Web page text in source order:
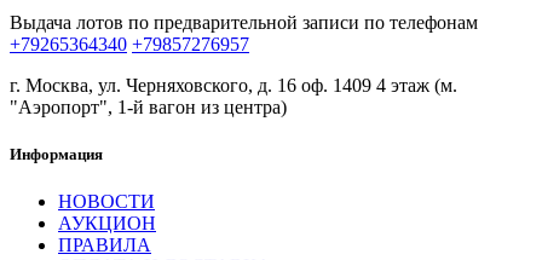
Выдача лотов по предварительной записи по телефонам
+79265364340 +79857276957
г. Москва, ул. Черняховского, д. 16 оф. 1409 4 этаж (м.
"Аэропорт", 1-й вагон из центра)
Информация
НОВОСТИ
АУКЦИОН
ПРАВИЛА